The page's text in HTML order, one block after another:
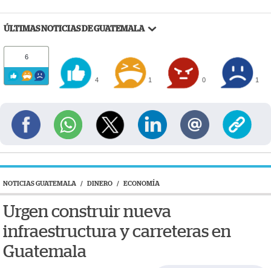
ÚLTIMAS NOTICIAS DE GUATEMALA
6
4 1 0 1
NOTICIAS GUATEMALA / DINERO / ECONOMÍA
Urgen construir nueva
infraestructura y carreteras en
Guatemala